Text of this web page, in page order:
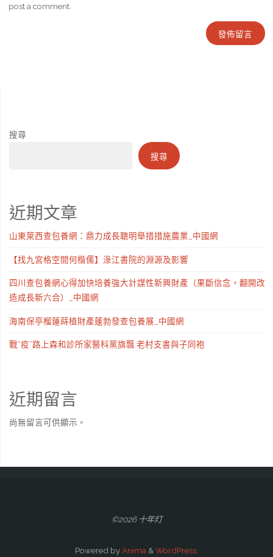
post a comment.
搜尋
搜尋
近期文章
山東萊西查包養網：鼎力成長聰明舉措措施農業_中國網
【找九宮格空間何楷儒】淥江書院的淵源及影響
四川查包養網心得加快培養強大計謀性新興財產（果斷信念，翻開改
造成長新六合）_中國網
海南保亭榴蓮蒔植財產蓬勃發查包養展_中國網
戰“疫”路上森和診所家醫科黨旗飄 老村支書與子同袍
近期留言
尚無留言可供顯示。
©2026 十年灯
Powered byAnima &WordPress.